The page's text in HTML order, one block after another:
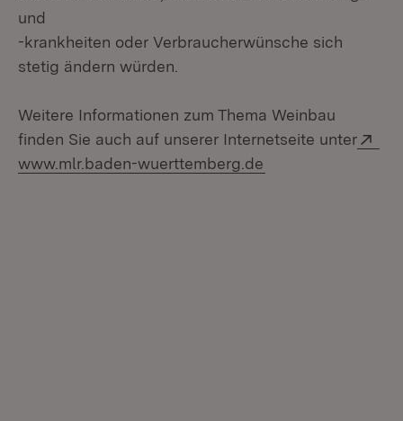
und
-krankheiten oder Verbraucherwünsche sich
stetig ändern würden.
Weitere Informationen zum Thema Weinbau
finden Sie auch auf unserer Internetseite unter
www.mlr.baden-wuerttemberg.de